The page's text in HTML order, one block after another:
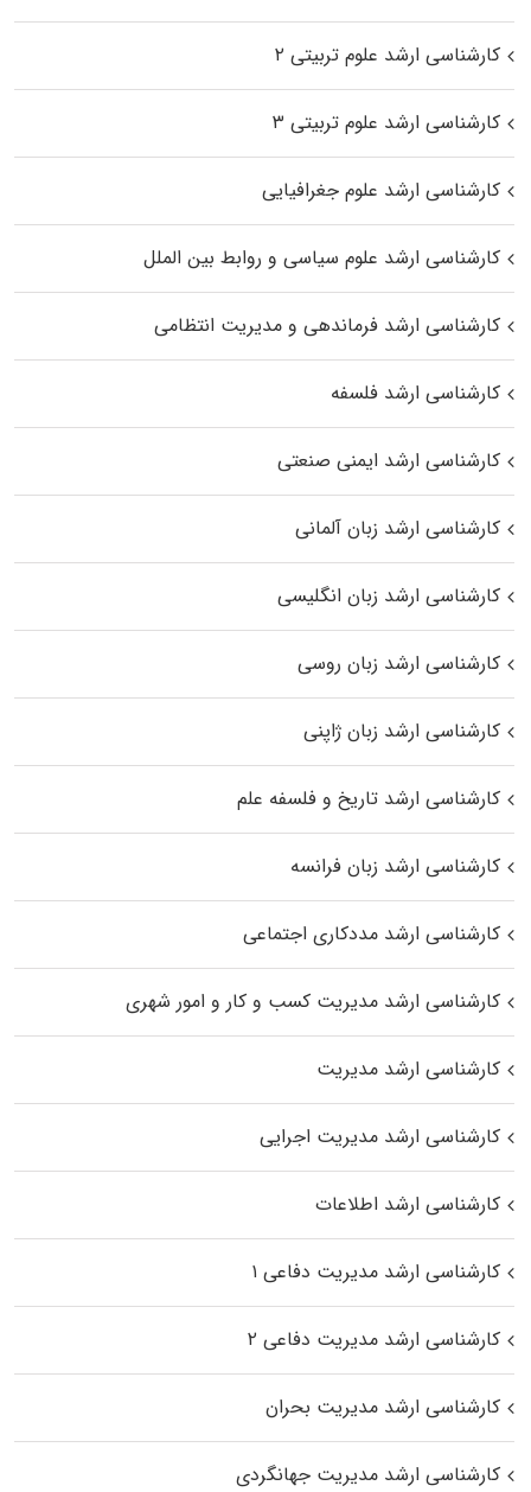
کارشناسی ارشد علوم تربیتی ۲
کارشناسی ارشد علوم تربیتی ۳
کارشناسی ارشد علوم جغرافیایی
کارشناسی ارشد علوم سیاسی و روابط بین الملل
کارشناسی ارشد فرماندهی و مدیریت انتظامی
کارشناسی ارشد فلسفه
کارشناسی ارشد ایمنی صنعتی
کارشناسی ارشد زبان آلمانی
کارشناسی ارشد زبان انگلیسی
کارشناسی ارشد زبان روسی
کارشناسی ارشد زبان ژاپنی
کارشناسی ارشد تاریخ و فلسفه علم
کارشناسی ارشد زبان فرانسه
کارشناسی ارشد مددکاری اجتماعی
کارشناسی ارشد مدیریت کسب و کار و امور شهری
کارشناسی ارشد مدیریت
کارشناسی ارشد مدیریت اجرایی
کارشناسی ارشد اطلاعات
کارشناسی ارشد مدیریت دفاعی ۱
کارشناسی ارشد مدیریت دفاعی ۲
کارشناسی ارشد مدیریت بحران
کارشناسی ارشد مدیریت جهانگردی